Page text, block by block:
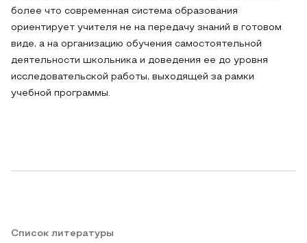
более что современная система образования
ориентирует учителя не на передачу знаний в готовом
виде, а на организацию обучения самостоятельной
деятельности школьника и доведения ее до уровня
исследовательской работы, выходящей за рамки
учебной программы.
Список литературы